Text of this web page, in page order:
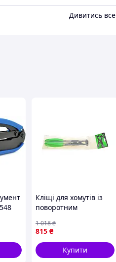
Дивитись все
Кліщі для хомутів із
поворотним
815 ₴
1 018₴
Купити